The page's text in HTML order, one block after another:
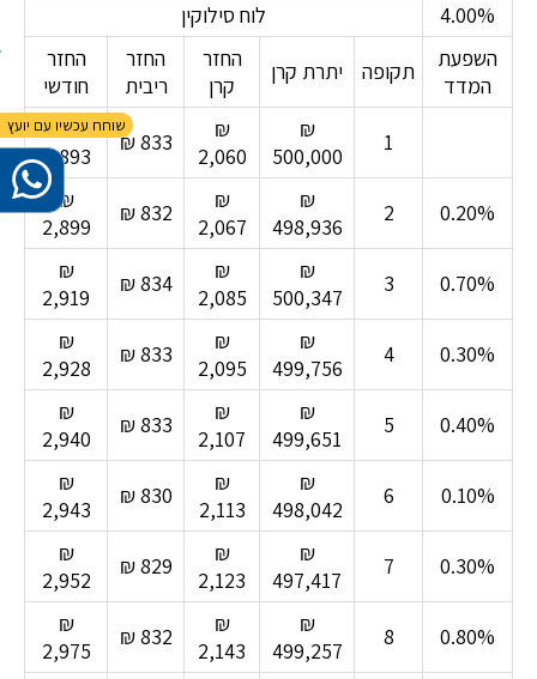
4.00%
לוח סילוקין
השפעת
המדד
תקופה יתרת קרן
החזר
קרן
החזר
ריבית
החזר
חודשי
1
₪
500,000
₪
2,060
₪ 833
₪
2,893
0.20%
2
₪
498,936
₪
2,067
₪ 832
₪
2,899
0.70%
3
₪
500,347
₪
2,085
₪ 834
₪
2,919
0.30%
4
₪
499,756
₪
2,095
₪ 833
₪
2,928
0.40%
5
₪
499,651
₪
2,107
₪ 833
₪
2,940
0.10%
6
₪
498,042
₪
2,113
₪ 830
₪
2,943
0.30%
7
₪
497,417
₪
2,123
₪ 829
₪
2,952
0.80%
8
₪
499,257
₪
2,143
₪ 832
₪
2,975